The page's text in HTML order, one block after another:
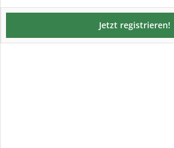
Jetzt registrieren!